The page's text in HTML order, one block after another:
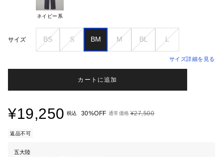
ネイビー系
サイズ BS S BM M BL L
サイズ詳細を見る
カートに追加
¥19,250 税込 30%OFF 通常価格 ¥27,500
返品不可
五大陸